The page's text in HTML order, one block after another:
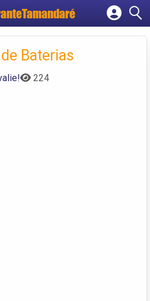
Cadastrar empresa
Criar conta
Baterias
224